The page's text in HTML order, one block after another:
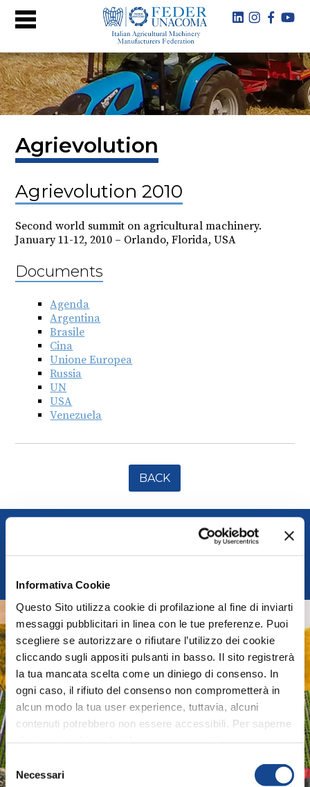
Informativa Cookie
Questo Sito utilizza cookie di profilazione al fine di inviarti
messaggi pubblicitari in linea con le tue preferenze. Puoi
scegliere se autorizzare o rifiutare l’utilizzo dei cookie
cliccando sugli appositi pulsanti in basso. Il sito registrerà
la tua mancata scelta come un diniego di consenso. In
ogni caso, il rifiuto del consenso non comprometterà in
alcun modo la tua user experience, tuttavia, alcuni
contenuti potrebbero non essere accessibili. Per saperne
invitiamo a consultare la nostra
Selezione
delNecessari
Agrievolution
Agrievolution 2010
Second world summit on agricultural machinery.
January 11-12, 2010 – Orlando, Florida, USA
Documents
Agenda
Argentina
Brasile
Cina
Unione Europea
Russia
UN
USA
Venezuela
BACK
FEDERUNACOMA
AGRIDIGITAL
Digital System and technologies for Agricultural
Machinery and Farming
ASSOIDROTECH
Irrigation Systems